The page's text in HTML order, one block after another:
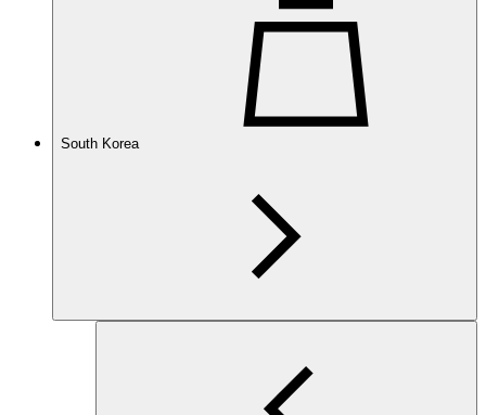
South Korea